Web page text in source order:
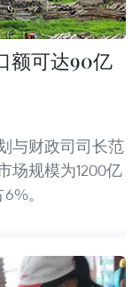
额可达90亿
与财政司司长范
场规模为1200亿
。